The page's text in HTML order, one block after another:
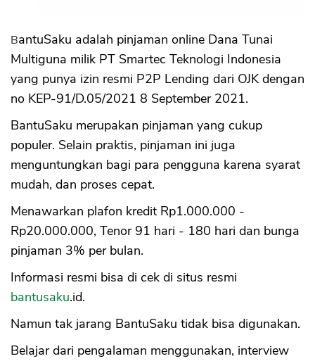
BantuSaku adalah pinjaman online Dana Tunai
Multiguna milik PT Smartec Teknologi Indonesia
yang punya izin resmi P2P Lending dari OJK dengan
no KEP-91/D.05/2021 8 September 2021.
BantuSaku merupakan pinjaman yang cukup
populer. Selain praktis, pinjaman ini juga
menguntungkan bagi para pengguna karena syarat
mudah, dan proses cepat.
Menawarkan plafon kredit Rp1.000.000 -
Rp20.000.000, Tenor 91 hari - 180 hari dan bunga
pinjaman 3% per bulan.
Informasi resmi bisa di cek di situs resmi
bantusaku.id.
Namun tak jarang BantuSaku tidak bisa digunakan.
Belajar dari pengalaman menggunakan, interview